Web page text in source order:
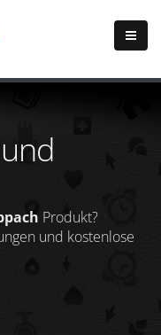
Produkt?
und kostenlose